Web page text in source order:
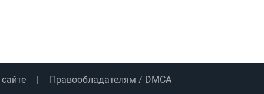
Правообладателям / DMCA